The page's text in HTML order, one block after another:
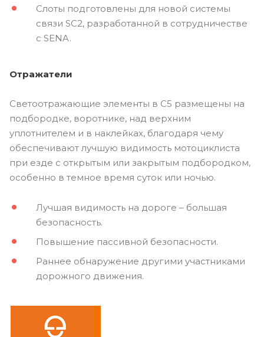
Слоты подготовлены для новой системы
связи SC2, разработанной в сотрудничестве
с SENA.
Отражатели
Светоотражающие элементы в C5 размещены на
подбородке, воротнике, над верхним
уплотнителем и в наклейках, благодаря чему
обеспечивают лучшую видимость мотоциклиста
при езде с открытым или закрытым подбородком,
особенно в темное время суток или ночью.
Лучшая видимость на дороге – большая
безопасность.
Повышение пассивной безопасности.
Раннее обнаружение другими участниками
дорожного движения.